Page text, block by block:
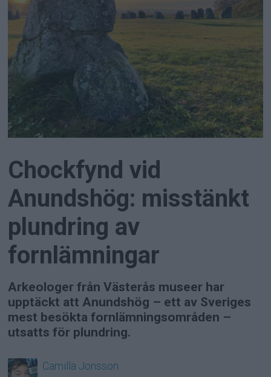
Chockfynd vid
Anundshög: misstänkt
plundring av
fornlämningar
Arkeologer från Västerås museer har
upptäckt att Anundshög – ett av Sveriges
mest besökta fornlämningsområden –
utsatts för plundring.
Camilla Jonsson